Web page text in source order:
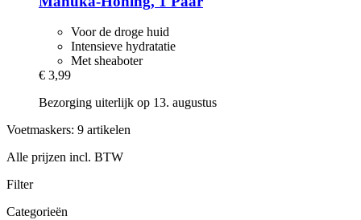
Voor de droge huid
Intensieve hydratatie
Met sheaboter
€ 3,99
Bezorging uiterlijk op 13. augustus
Voetmaskers: 9 artikelen
Alle prijzen incl. BTW
Filter
Categorieën